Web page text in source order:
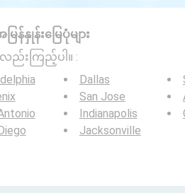
န်နှုန်းမြေပုံများ
လည်းကြည့်ပါ။ :
Dallas
San Jose
Indianapolis
Jacksonville